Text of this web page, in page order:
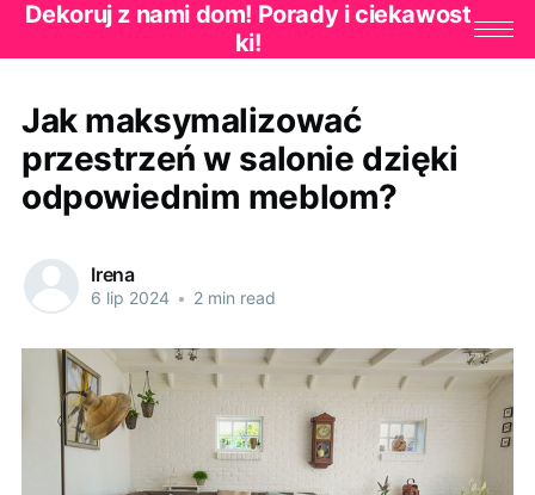
Dekoruj z nami dom! Porady i ciekawost
ki!
Jak maksymalizować
przestrzeń w salonie dzięki
odpowiednim meblom?
Irena
6 lip 2024 • 2 min read